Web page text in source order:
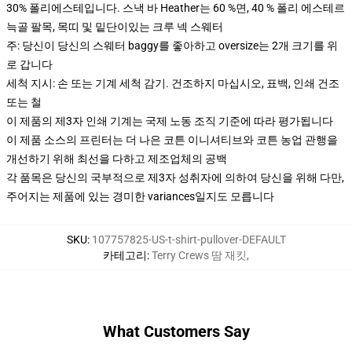
30% 폴리에스테입니다. 스낵 바 Heather는 60 %면, 40 % 폴리 에스테르
늑골 팔목, 목띠 및 밑단이있는 크루 넥 스웨터
주: 당신이 당신의 스웨터 baggy를 좋아하고 oversize는 2개 크기를 위
로 갑니다
세척 지시: 손 또는 기계 세척 감기. 건조하지 마십시오, 표백, 인쇄 건조
또는 철
이 제품의 제3자 인쇄 기계는 국제 노동 조직 기준에 따라 평가됩니다
이 제품 소스의 프린터는 더 나은 코튼 이니셔티브와 코튼 농업 관행을
개선하기 위해 최선을 다하고 제조업체의 공백
각 품목은 당신의 국부적으로 제3자 성취자에 의하여 당신을 위해 다만,
주어지는 제품에 있는 경미한 variances일지도 모릅니다
SKU: 107757825-US-t-shirt-pullover-DEFAULT
카테고리:Terry Crews 땀 재킷,
What Customers Say